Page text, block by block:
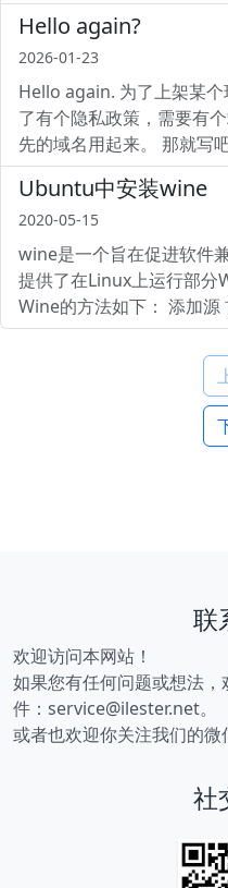
Hello again?
2026-01-23
Hello again. 为了上架某
了有个隐私政策，需要有
先的域名用起来。 那就写
Ubuntu中安装wine
2020-05-15
wine是一个旨在促进软件
提供了在Linux上运行部分
Wine的方法如下： 添加源
联
欢迎访问本网站！
如果您有任何问题或想法
件：service@ilester.net。
或者也欢迎你关注我们的微
社